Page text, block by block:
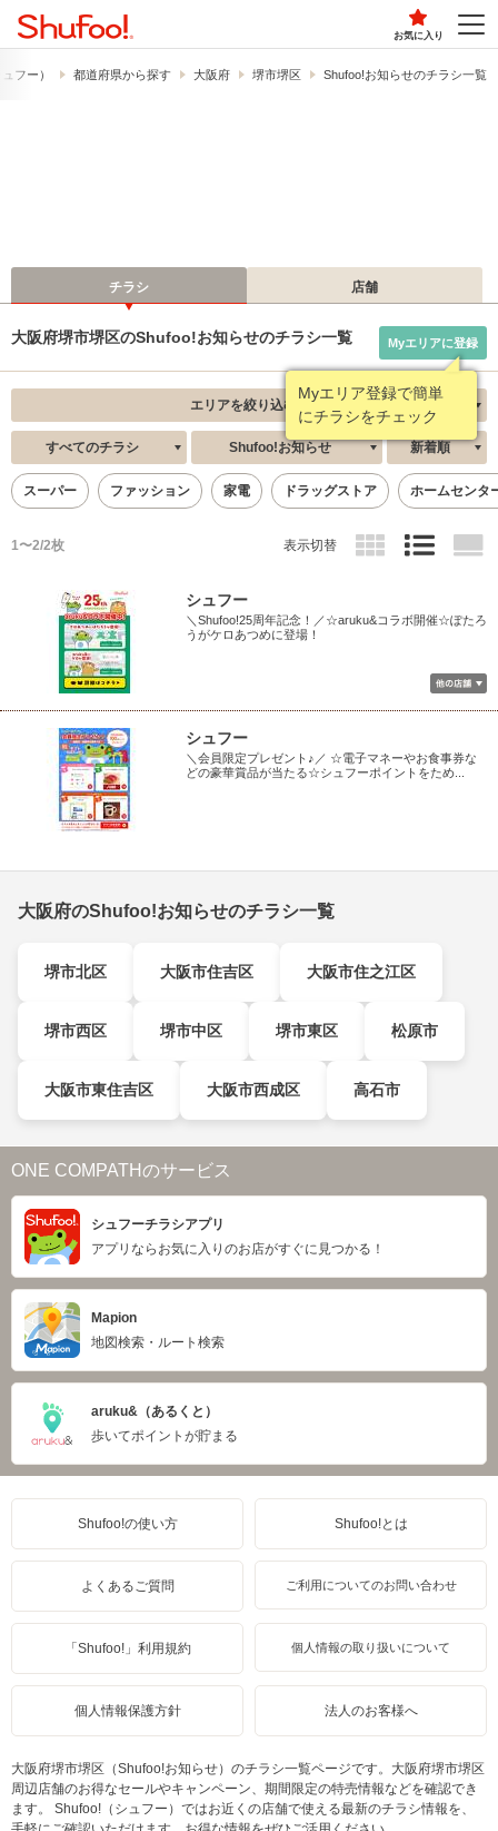
お気に入り
フー） 都道府県から探す 大阪府 堺市堺区 Shufoo!お知らせのチラシ一覧
チラシ 店舗
大阪府堺市堺区のShufoo!お知らせのチラシ一覧
Myエリア登録で簡単
にチラシをチェック
Myエリアに登録
エリアを絞り込む
すべてのチラシ Shufoo!お知らせ 新着順
スーパー ファッション 家電 ドラッグストア ホームセンタ
1〜2/2枚 表示切替
シュフー
＼Shufoo!25周年記念！／☆aruku&コラボ開催☆ぽたろ
うがケロあつめに登場！
シュフー
＼会員限定プレゼント♪／ ☆電子マネーやお食事券な
どの豪華賞品が当たる☆シュフーポイントをため...
大阪府のShufoo!お知らせのチラシ一覧
堺市北区 大阪市住吉区 大阪市住之江区
堺市西区 堺市中区 堺市東区 松原市
大阪市東住吉区 大阪市西成区 高石市
ONE COMPATHのサービス
シュフーチラシアプリ
アプリならお気に入りのお店がすぐに見つかる！
Mapion
地図検索・ルート検索
aruku&（あるくと）
歩いてポイントが貯まる
Shufoo!の使い方 Shufoo!とは
よくあるご質問 ご利用についてのお問い合わせ
「Shufoo!」利用規約 個人情報の取り扱いについて
個人情報保護方針 法人のお客様へ
大阪府堺市堺区（Shufoo!お知らせ）のチラシ一覧ページです。大阪府堺市堺区
周辺店舗のお得なセールやキャンペーン、期間限定の特売情報などを確認でき
ます。 Shufoo!（シュフー）ではお近くの店舗で使える最新のチラシ情報を、